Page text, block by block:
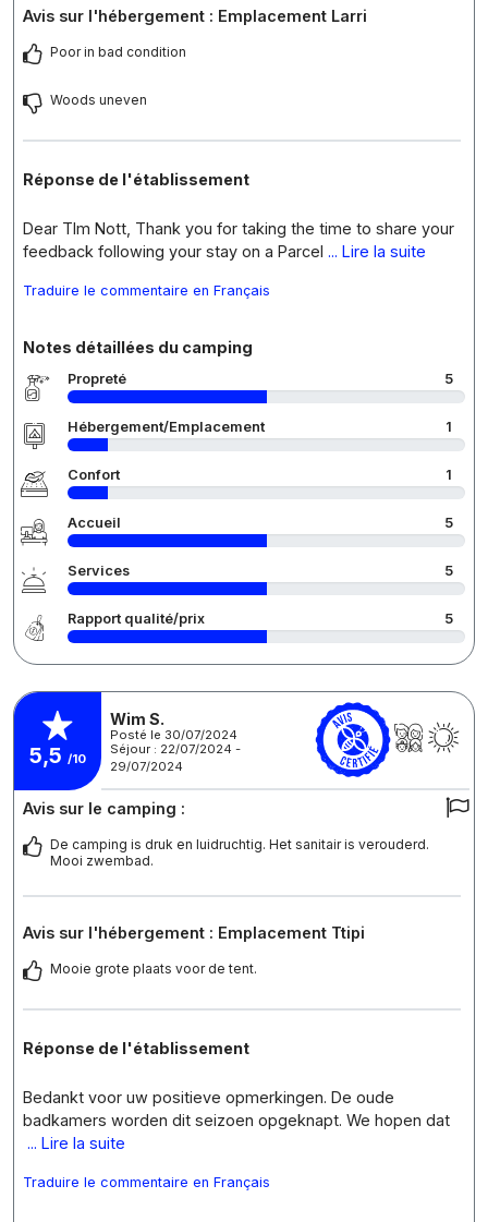
Avis sur l'hébergement : Emplacement Larri
Poor in bad condition
Woods uneven
Réponse de l'établissement
Dear Tlm Nott, Thank you for taking the time to share your
feedback following your stay on a Parcel ... Lire la suite
Traduire le commentaire en Français
Notes détaillées du camping
Propreté 5
Hébergement/Emplacement 1
Confort 1
Accueil 5
Services 5
Rapport qualité/prix 5
5,5 /10
Wim S.
Posté le 30/07/2024
Séjour : 22/07/2024 -
29/07/2024
Avis sur le camping :
De camping is druk en luidruchtig. Het sanitair is verouderd.
Mooi zwembad.
Avis sur l'hébergement : Emplacement Ttipi
Mooie grote plaats voor de tent.
Réponse de l'établissement
Bedankt voor uw positieve opmerkingen. De oude
badkamers worden dit seizoen opgeknapt. We hopen dat
... Lire la suite
Traduire le commentaire en Français